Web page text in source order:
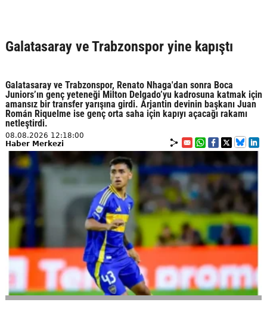
Galatasaray ve Trabzonspor yine kapıştı
Galatasaray ve Trabzonspor, Renato Nhaga'dan sonra Boca
Juniors’ın genç yeteneği Milton Delgado’yu kadrosuna katmak için
amansız bir transfer yarışına girdi. Arjantin devinin başkanı Juan
Román Riquelme ise genç orta saha için kapıyı açacağı rakamı
netleştirdi.
08.08.2026 12:18:00
Haber Merkezi